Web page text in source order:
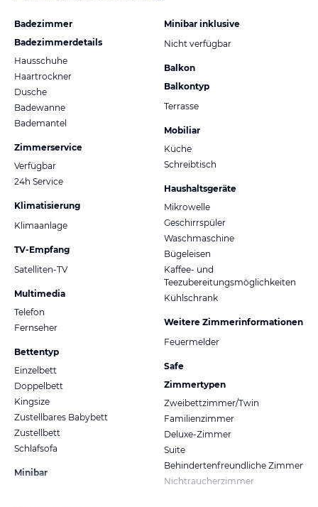
Badezimmer
Badezimmerdetails
Hausschuhe
Haartrockner
Dusche
Badewanne
Bademantel
Zimmerservice
Verfügbar
24h Service
Klimatisierung
Klimaanlage
TV-Empfang
Satelliten-TV
Multimedia
Telefon
Fernseher
Bettentyp
Einzelbett
Doppelbett
Kingsize
Zustellbares Babybett
Zustellbett
Schlafsofa
Minibar
Minibar inklusive
Nicht verfügbar
Balkon
Balkontyp
Terrasse
Mobiliar
Küche
Schreibtisch
Haushaltsgeräte
Mikrowelle
Geschirrspüler
Waschmaschine
Bügeleisen
Kaffee- und
Teezubereitungsmöglichkeiten
Kühlschrank
Weitere Zimmerinformationen
Feuermelder
Safe
Zimmertypen
Zweibettzimmer/Twin
Familienzimmer
Deluxe-Zimmer
Suite
Behindertenfreundliche Zimmer
Nichtraucherzimmer